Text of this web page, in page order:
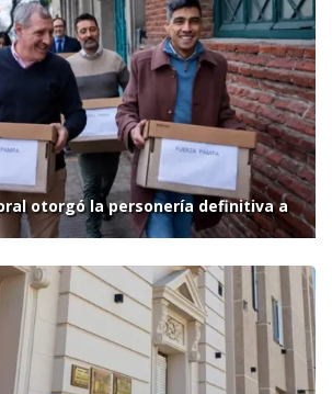
otorgó la personería definitiva a